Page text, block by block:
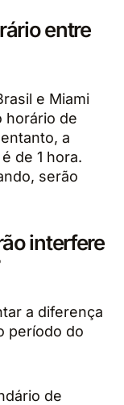
entre
e Miami
horário de
a
de 1 hora.
serão
interfere
a diferença
período do
de